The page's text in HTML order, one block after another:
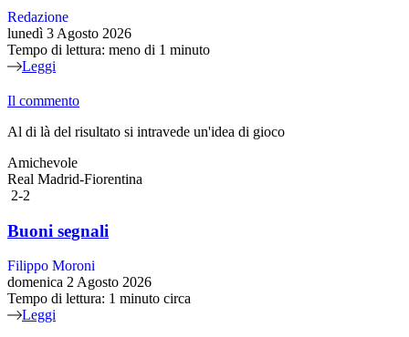
Redazione
lunedì 3 Agosto 2026
Tempo di lettura: meno di 1 minuto
Leggi
Il commento
Al di là del risultato si intravede un'idea di gioco
Amichevole
Real Madrid-Fiorentina
2-2
Buoni segnali
Filippo Moroni
domenica 2 Agosto 2026
Tempo di lettura: 1 minuto circa
Leggi